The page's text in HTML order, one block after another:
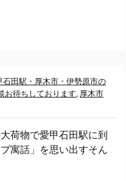
石田駅・厚木市・伊勢原市の
お待ちしております, 厚木市
荷物で愛甲石田駅に到
寓話」を思い出すそん